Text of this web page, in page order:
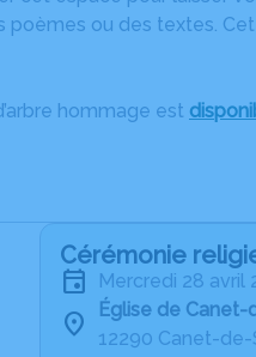
poèmes ou des textes.
hommage est
Cérémonie
mercredi 28
Église de Canet-
12290 Canet-de-